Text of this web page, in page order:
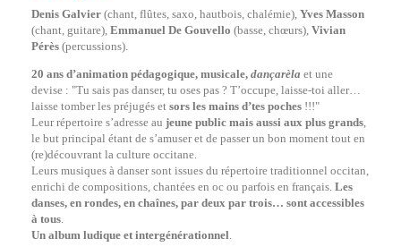
Denis Galvier (chant, flûtes, saxo, hautbois, chalémie), Yves Masson
(chant, guitare), Emmanuel De Gouvello (basse, chœurs), Vivian
Pérès (percussions).
20 ans d’animation pédagogique, musicale, dançarèla et une
devise : "Tu sais pas danser, tu oses pas ? T’occupe, laisse-toi aller…
laisse tomber les préjugés et sors les mains d’tes poches !!!"
Leur répertoire s’adresse au jeune public mais aussi aux plus grands,
le but principal étant de s’amuser et de passer un bon moment tout en
(re)découvrant la culture occitane.
Leurs musiques à danser sont issues du répertoire traditionnel occitan,
enrichi de compositions, chantées en oc ou parfois en français. Les
danses, en rondes, en chaînes, par deux par trois… sont accessibles
à tous.
Un album ludique et intergénérationnel.